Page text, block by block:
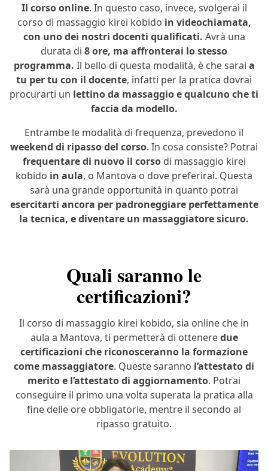
Il corso online. In questo caso, invece, svolgerai il
corso di massaggio kirei kobido in videochiamata,
con uno dei nostri docenti qualificati. Avrà una
durata di 8 ore, ma affronterai lo stesso
programma. Il bello di questa modalità, è che sarai a
tu per tu con il docente, infatti per la pratica dovrai
procurarti un lettino da massaggio e qualcuno che ti
faccia da modello.
Entrambe le modalità di frequenza, prevedono il
weekend di ripasso del corso. In cosa consiste? Potrai
frequentare di nuovo il corsodi massaggio kirei
kobido in aula, o Mantova o dove preferirai. Questa
sarà una grande opportunità in quanto potrai
esercitarti ancora per padroneggiare perfettamente
la tecnica, e diventare un massaggiatore sicuro.
Quali saranno le
certificazioni?
Il corso di massaggio kirei kobido, sia online che in
aula a Mantova, ti permetterà di otteneredue
certificazioni che riconosceranno la formazione
come massaggiatore. Queste saranno l’attestato di
merito e l’attestato di aggiornamento. Potrai
conseguire il primo una volta superata la pratica alla
fine delle ore obbligatorie, mentre il secondo al
ripasso gratuito.